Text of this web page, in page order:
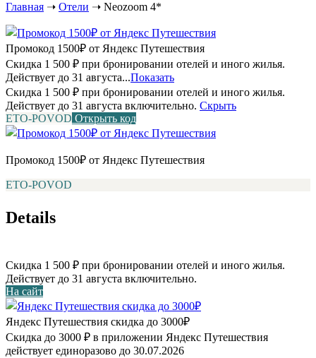
Главная ➝ Отели ➝ Neozoom 4*
Промокод 1500₽ от Яндекс Путешествия
Скидка 1 500 ₽ при бронировании отелей и иного жилья.
Действует до 31 августа...Показать
Скидка 1 500 ₽ при бронировании отелей и иного жилья.
Действует до 31 августа включительно. Скрыть
ETO-POVOD Открыть код
Промокод 1500₽ от Яндекс Путешествия
ETO-POVOD
Details
Скидка 1 500 ₽ при бронировании отелей и иного жилья.
Действует до 31 августа включительно.
На сайт
Яндекс Путешествия скидка до 3000₽
Скидка до 3000 ₽ в приложении Яндекс Путешествия
действует единоразово до 30.07.2026